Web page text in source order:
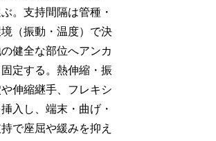
。支持間隔は管種・
（振動・温度）で決
健全な部位へアンカ
定する。熱伸縮・振
伸縮継手、フレキシ
入し、端末・曲げ・
で座屈や緩みを抑え